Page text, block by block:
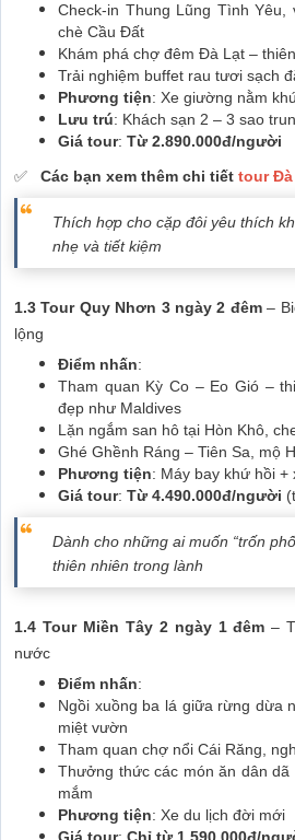
Check-in Thung Lũng Tình
chè Cầu Đất
Khám phá chợ đêm Đà Lạt –
Trải nghiệm buffet rau tươi sạch
Phương tiện: Xe giường nằm
Lưu trú: Khách sạn 2 – 3 sao
Giá tour: Từ 2.890.000đ/người
✅
Các bạn xem thêm chi tiết tour Đà
Thích hợp cho cặp đôi yêu thích
nhẹ và tiết kiệm
1.3 Tour Quy Nhơn 3 ngày 2 đêm–
lộng
Điểm nhấn:
Tham quan Kỳ Co – Eo Gió –
đẹp như Maldives
Lặn ngắm san hô tại Hòn Khô,
Ghé Ghềnh Ráng – Tiên Sa, mộ
Phương tiện: Máy bay khứ hồi +
Giá tour: Từ 4.490.000đ/người
Dành cho những ai muốn “trốn
thiên nhiên trong lành
1.4 Tour Miền Tây 2 ngày 1 đêm –
nước
Điểm nhấn:
Ngồi xuồng ba lá giữa rừng dừa
miệt vườn
Tham quan chợ nổi Cái Răng,
Thưởng thức các món ăn dân
mắm
Phương tiện: Xe du lịch đời mới